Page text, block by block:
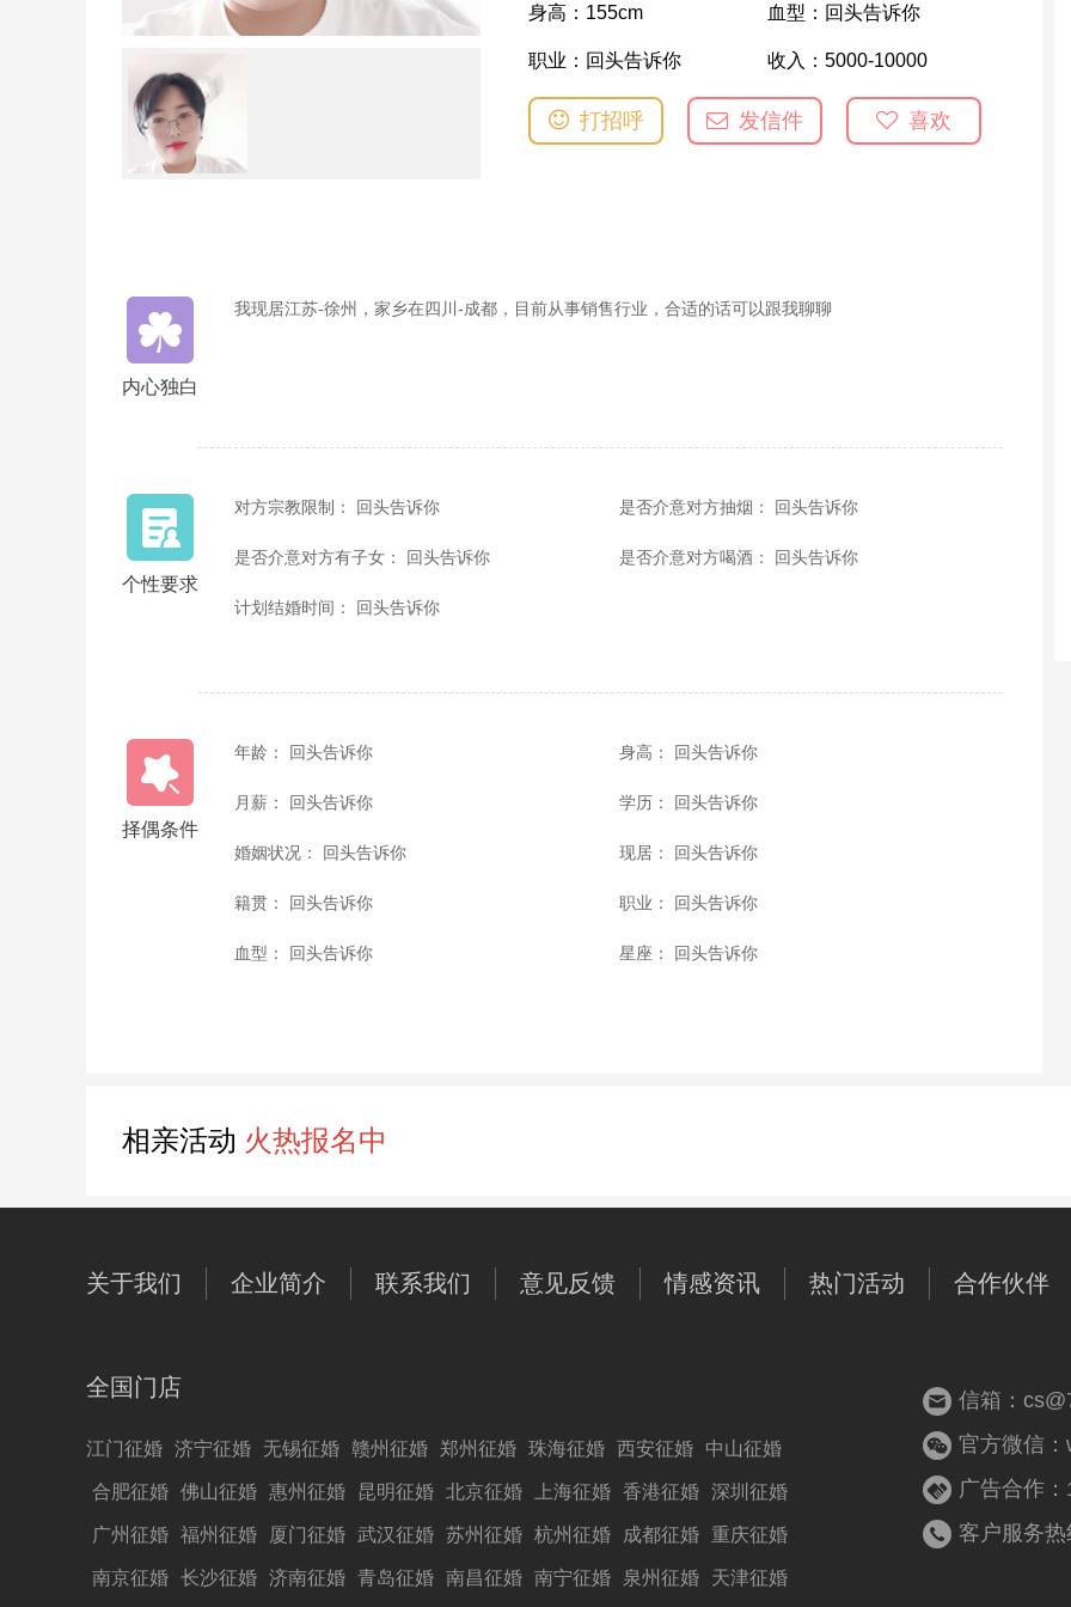
身高： 155cm 血型： 回头告诉你
职业： 回头告诉你 收入： 5000-10000
打招呼 发信件 喜欢
内心独白
我现居江苏-徐州，家乡在四川-成都，目前从事销售行业，合适的话可以跟我聊聊
个性要求
对方宗教限制： 回头告诉你 是否介意对方抽烟： 回头告诉你
是否介意对方有子女： 回头告诉你 是否介意对方喝酒： 回头告诉你
计划结婚时间： 回头告诉你
择偶条件
年龄： 回头告诉你 身高： 回头告诉你
月薪： 回头告诉你 学历： 回头告诉你
婚姻状况： 回头告诉你 现居： 回头告诉你
籍贯： 回头告诉你 职业： 回头告诉你
血型： 回头告诉你 星座： 回头告诉你
相亲活动 火热报名中
关于我们 企业简介 联系我们 意见反馈 情感资讯 热门活动 合作伙伴
全国门店
江门征婚 济宁征婚 无锡征婚 赣州征婚 郑州征婚 珠海征婚 西安征婚 中山征婚
合肥征婚 佛山征婚 惠州征婚 昆明征婚 北京征婚 上海征婚 香港征婚 深圳征婚
广州征婚 福州征婚 厦门征婚 武汉征婚 苏州征婚 杭州征婚 成都征婚 重庆征婚
南京征婚 长沙征婚 济南征婚 青岛征婚 南昌征婚 南宁征婚 泉州征婚 天津征婚
信箱：
官方微信
广告合作
客户服务